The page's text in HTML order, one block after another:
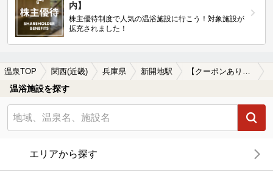
内】
株主優待制度で人気の温浴施設に行こう！対象施設が
拡充されました！
温泉TOP 関西(近畿) 兵庫県 新開地駅 【クーポンあり】冷え性に効能がある新開地駅近くの温泉、日帰り温泉、スーパー銭湯おすすめ
温浴施設を探す
エリアから探す